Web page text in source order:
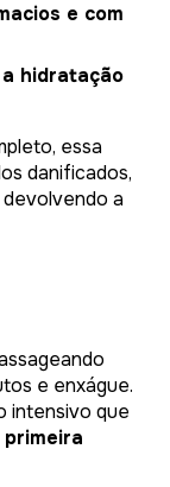
e com
hidratação
essa
danificados,
a
e enxágue.
intensivo que